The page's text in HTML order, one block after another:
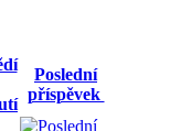
Poslední
příspěvek